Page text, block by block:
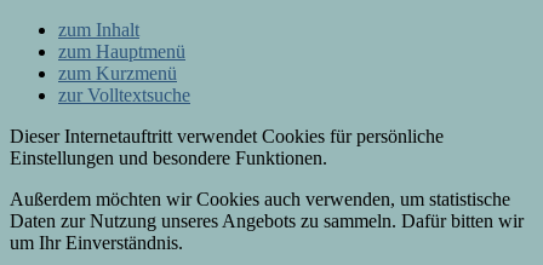
zum Inhalt
zum Hauptmenü
zum Kurzmenü
zur Volltextsuche
Dieser Internetauftritt verwendet Cookies für persönliche
Einstellungen und besondere Funktionen.
Außerdem möchten wir Cookies auch verwenden, um statistische
Daten zur Nutzung unseres Angebots zu sammeln. Dafür bitten wir
um Ihr Einverständnis.